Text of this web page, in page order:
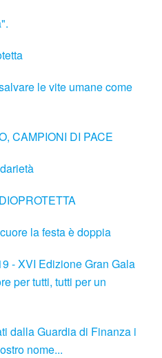
le vite umane come
CAMPIONI DI PACE
la festa è doppia
- XVI Edizione Gran Gala
per tutti, tutti per un
dalla Guardia di Finanza i
nome...